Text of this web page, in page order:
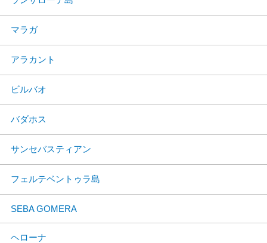
マラガ
アラカント
ビルバオ
バダホス
サンセバスティアン
フェルテベントゥラ島
SEBA GOMERA
ヘローナ